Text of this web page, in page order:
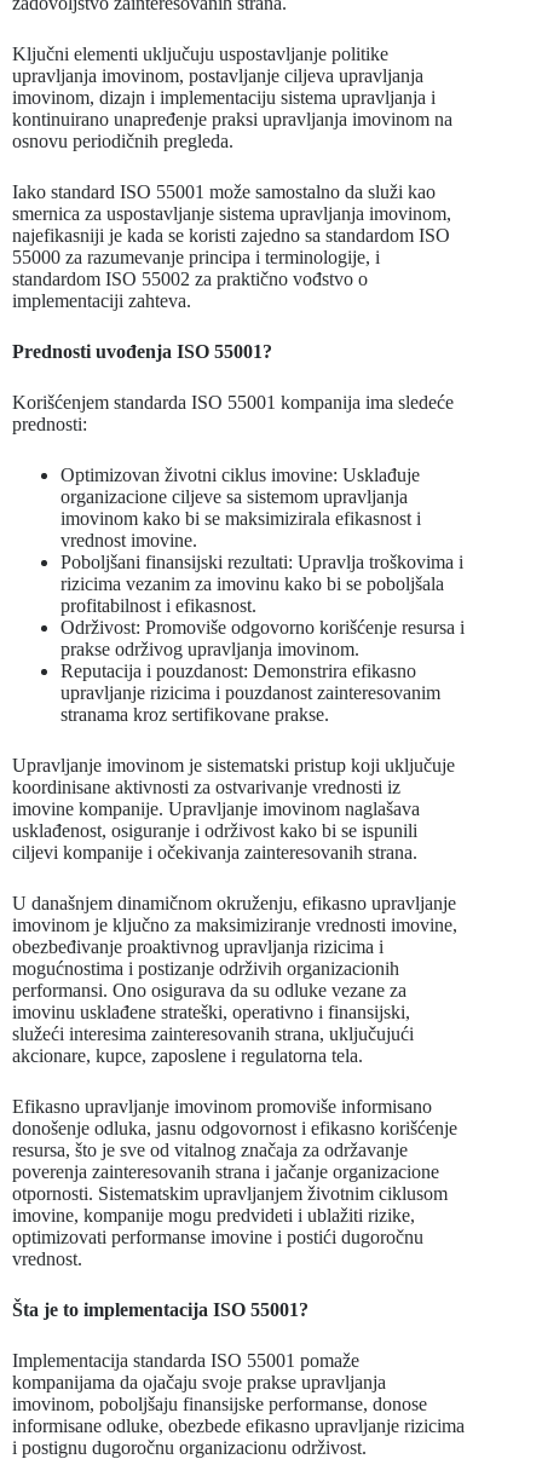
Ključni elementi uključuju uspostavljanje politike
upravljanja imovinom, postavljanje ciljeva upravljanja
imovinom, dizajn i implementaciju sistema upravljanja i
kontinuirano unapređenje praksi upravljanja imovinom na
osnovu periodičnih pregleda.
Iako standard ISO 55001 može samostalno da služi kao
smernica za uspostavljanje sistema upravljanja imovinom,
najefikasniji je kada se koristi zajedno sa standardom ISO
55000 za razumevanje principa i terminologije, i
standardom ISO 55002 za praktično vođstvo o
implementaciji zahteva.
Prednosti uvođenja ISO 55001?
Korišćenjem standarda ISO 55001 kompanija ima sledeće
prednosti:
Optimizovan životni ciklus imovine: Usklađuje
organizacione ciljeve sa sistemom upravljanja
imovinom kako bi se maksimizirala efikasnost i
vrednost imovine.
Poboljšani finansijski rezultati: Upravlja troškovima i
rizicima vezanim za imovinu kako bi se poboljšala
profitabilnost i efikasnost.
Održivost: Promoviše odgovorno korišćenje resursa i
prakse održivog upravljanja imovinom.
Reputacija i pouzdanost: Demonstrira efikasno
upravljanje rizicima i pouzdanost zainteresovanim
stranama kroz sertifikovane prakse.
Upravljanje imovinom je sistematski pristup koji uključuje
koordinisane aktivnosti za ostvarivanje vrednosti iz
imovine kompanije. Upravljanje imovinom naglašava
usklađenost, osiguranje i održivost kako bi se ispunili
ciljevi kompanije i očekivanja zainteresovanih strana.
U današnjem dinamičnom okruženju, efikasno upravljanje
imovinom je ključno za maksimiziranje vrednosti imovine,
obezbeđivanje proaktivnog upravljanja rizicima i
mogućnostima i postizanje održivih organizacionih
performansi. Ono osigurava da su odluke vezane za
imovinu usklađene strateški, operativno i finansijski,
služeći interesima zainteresovanih strana, uključujući
akcionare, kupce, zaposlene i regulatorna tela.
Efikasno upravljanje imovinom promoviše informisano
donošenje odluka, jasnu odgovornost i efikasno korišćenje
resursa, što je sve od vitalnog značaja za održavanje
poverenja zainteresovanih strana i jačanje organizacione
otpornosti. Sistematskim upravljanjem životnim ciklusom
imovine, kompanije mogu predvideti i ublažiti rizike,
optimizovati performanse imovine i postići dugoročnu
vrednost.
Šta je to implementacija ISO 55001?
Implementacija standarda ISO 55001 pomaže
kompanijama da ojačaju svoje prakse upravljanja
imovinom, poboljšaju finansijske performanse, donose
informisane odluke, obezbede efikasno upravljanje rizicima
i postignu dugoročnu organizacionu održivost.